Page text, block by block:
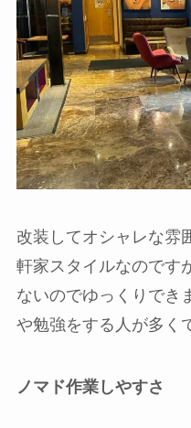
改装してオシャレな雰
軒家スタイルなのです
ないのでゆっくりでき
や勉強をする人が多く
ノマド作業しやすさ